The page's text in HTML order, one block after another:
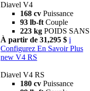
Diavel V4
168 cv Puissance
93 lb-ft Couple
223 kg POIDS
À partir de 31,295 $ i
Configurez En Savoir Plus
new V4 RS
Diavel V4 RS
180 cv Puissance